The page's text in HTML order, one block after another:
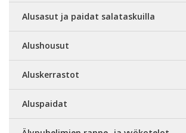
Alusasut ja paidat salataskuilla
Alushousut
Aluskerrastot
Aluspaidat